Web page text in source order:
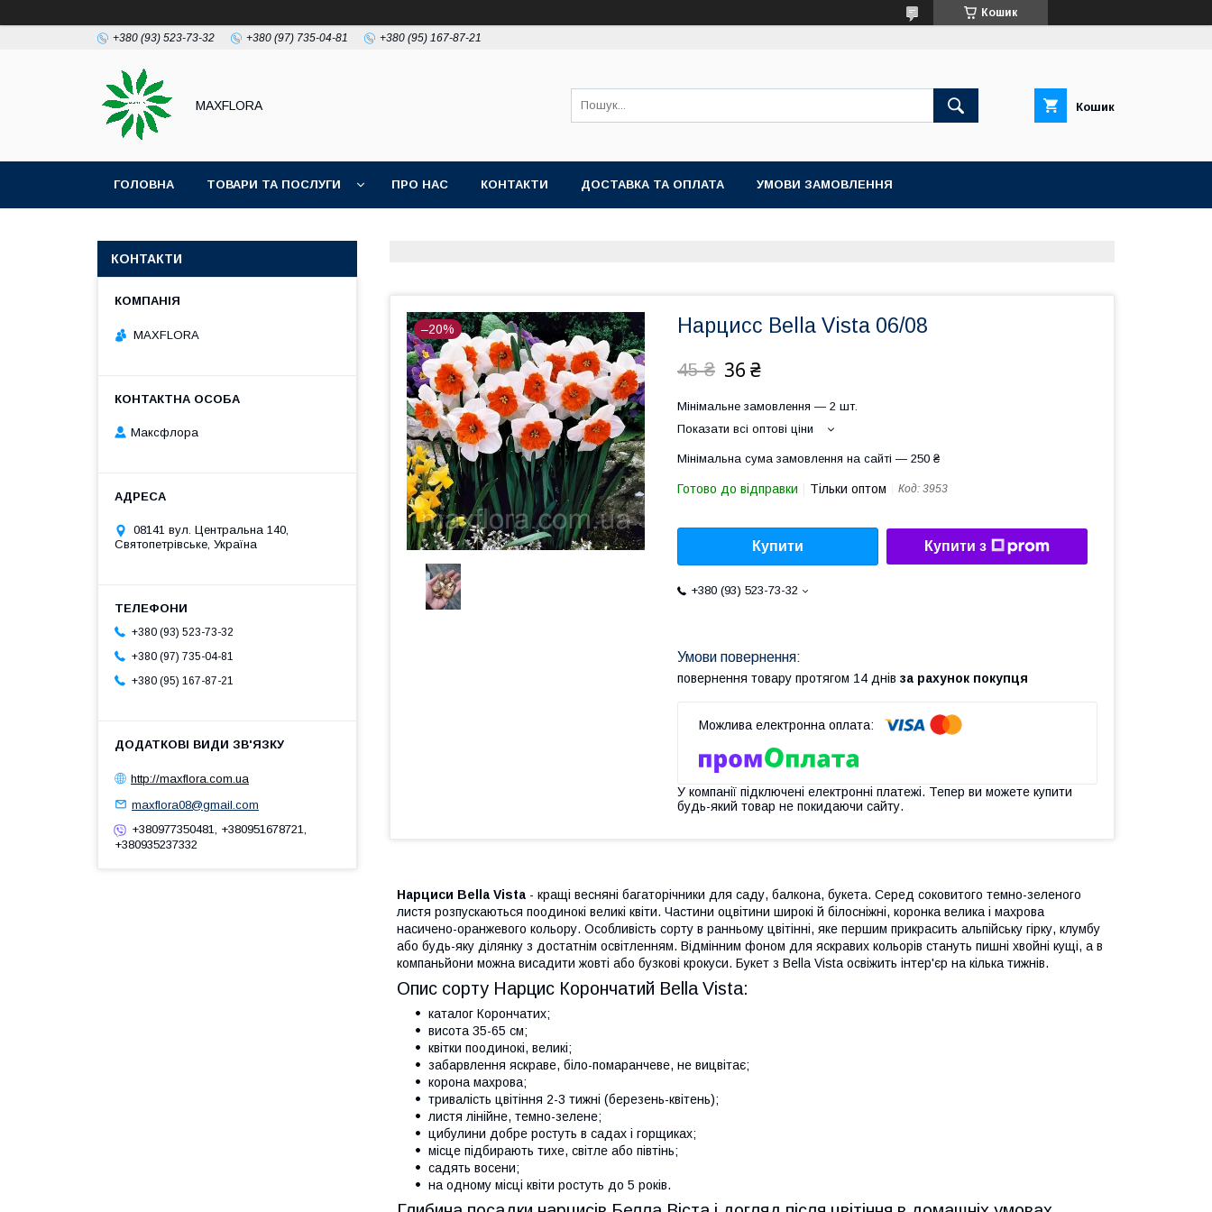
Кошик
+380 (93) 523-73-32 +380 (97) 735-04-81 +380 (95) 167-87-21
MAXFLORA Кошик
ГОЛОВНА ТОВАРИ ТА ПОСЛУГИ ПРО НАС КОНТАКТИ ДОСТАВКА ТА ОПЛАТА УМОВИ ЗАМОВЛЕННЯ
–20% Нарцисс Bella Vista 06/08
45 ₴ 36 ₴
Мінімальне замовлення — 2 шт.
Показати всі оптові ціни
Мінімальна сума замовлення на сайті — 250 ₴
Готово до відправки Тільки оптом Код: 3953
Купити Купити з
+380 (93) 523-73-32
повернення товару протягом 14 днів за рахунок покупця
У компанії підключені електронні платежі. Тепер ви можете купити
будь-який товар не покидаючи сайту.
Нарциси Bella Vista - кращі весняні багаторічники для саду, балкона, букета. Серед соковитого темно-зеленого
листя розпускаються поодинокі великі квіти. Частини оцвітини широкі й білосніжні, коронка велика і махрова
насичено-оранжевого кольору. Особливість сорту в ранньому цвітінні, яке першим прикрасить альпійську гірку, клумбу
або будь-яку ділянку з достатнім освітленням. Відмінним фоном для яскравих кольорів стануть пишні хвойні кущі, а в
компаньйони можна висадити жовті або бузкові крокуси. Букет з Bella Vista освіжить інтер'єр на кілька тижнів.
Опис сорту Нарцис Корончатий Bella Vista:
каталог Корончатих;
висота 35-65 см;
квітки поодинокі, великі;
забарвлення яскраве, біло-помаранчеве, не вицвітає;
корона махрова;
тривалість цвітіння 2-3 тижні (березень-квітень);
листя лінійне, темно-зелене;
цибулини добре ростуть в садах і горщиках;
місце підбирають тихе, світле або півтінь;
садять восени;
на одному місці квіти ростуть до 5 років.
КОНТАКТИ
MAXFLORA
Максфлора
08141 вул. Центральна 140,
Святопетрівське, Україна
+380 (93) 523-73-32
+380 (97) 735-04-81
+380 (95) 167-87-21
http://maxflora.com.ua
maxflora08@gmail.com
+380977350481, +380951678721,
+380935237332